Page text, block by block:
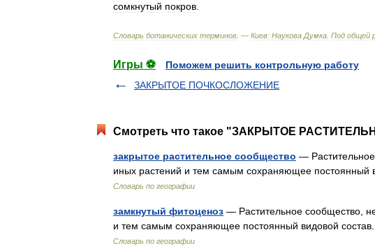
сомкнутый покров
Словарь ботанических терминов . — Киев: Наукова Думка Под общей
Игры ⚽
Поможем решить контрольную работу
ЗАКРЫТОЕ ПОЧКОСЛОЖЕНИЕ
Смотреть что такое "ЗАКРЫТОЕ
закрытое растительное сообщество —
иных растений и тем самым сохраняющее постоянный
Словарь по географии
замкнутый фитоценоз — Растительное сообщество,
и тем самым сохраняющее постоянный видовой
Словарь по географии